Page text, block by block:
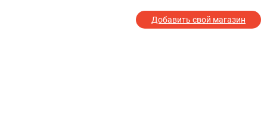
Добавить свой магазин